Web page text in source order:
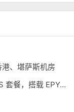
、堪萨斯机房
马来西亚主机商 SVR4U 推出年付 VPS 套餐，搭载 EPYC/至强铂金，支持支付宝